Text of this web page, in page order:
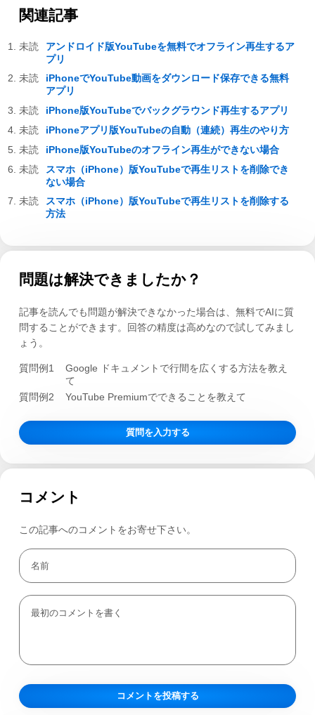
関連記事
アンドロイド版YouTubeを無料でオフライン再生するア
プリ
iPhoneでYouTube動画をダウンロード保存できる無料
アプリ
iPhone版YouTubeでバックグラウンド再生するアプリ
iPhoneアプリ版YouTubeの自動（連続）再生のやり方
iPhone版YouTubeのオフライン再生ができない場合
スマホ（iPhone）版YouTubeで再生リストを削除でき
ない場合
スマホ（iPhone）版YouTubeで再生リストを削除する
方法
問題は解決できましたか？
記事を読んでも問題が解決できなかった場合は、無料でAIに質
問することができます。回答の精度は高めなので試してみまし
ょう。
質問例1
Google ドキュメントで行間を広くする方法を教え
て
質問例2
YouTube Premiumでできることを教えて
質問を入力する
コメント
この記事へのコメントをお寄せ下さい。